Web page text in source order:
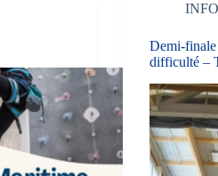
Demi-finale
difficulté –